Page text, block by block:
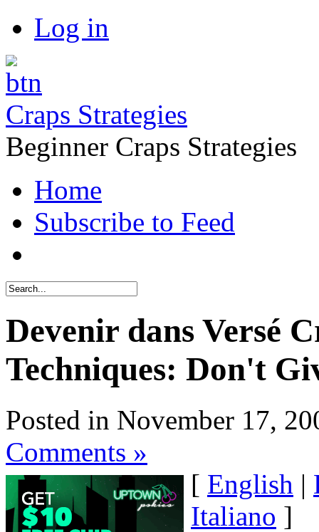
Log in
Craps Strategies
Beginner Craps Strategies
Home
Subscribe to Feed
Devenir dans Versé
Techniques: Don't
Posted in November 17,
Comments »
[ English |
Italiano ]